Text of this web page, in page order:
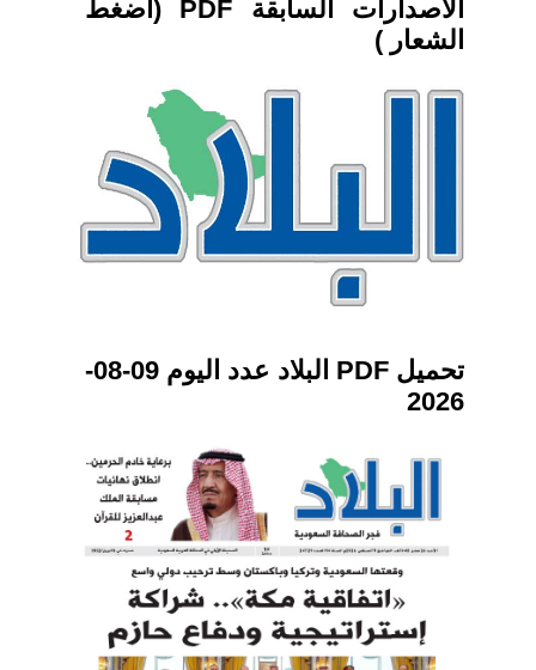
الاصدارات السابقة PDF (اضغط
الشعار )
تحميل PDF البلاد عدد اليوم 09-08-
2026